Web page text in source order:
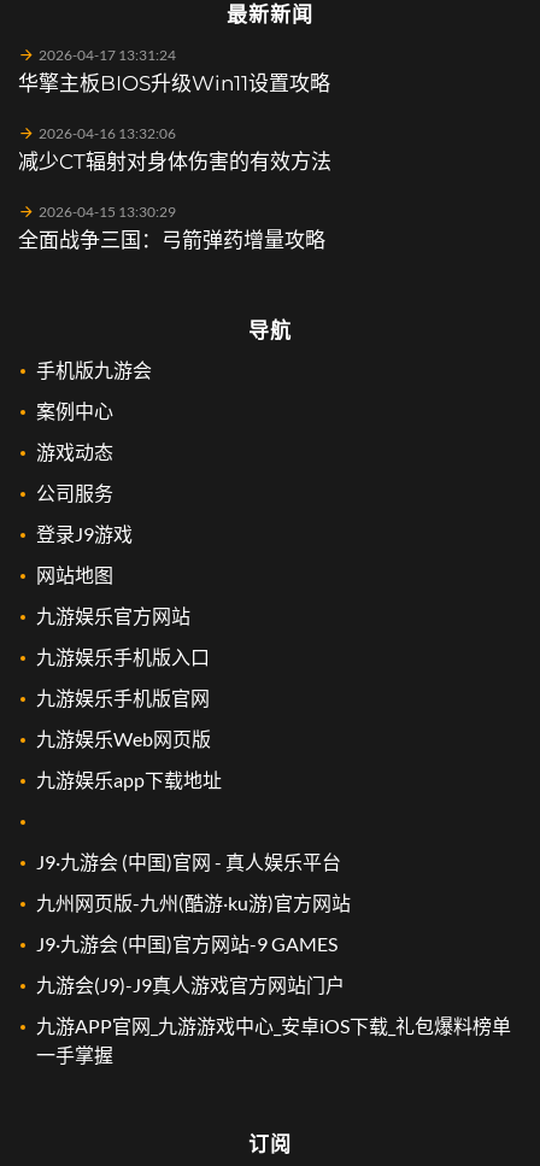
最新新闻
2026-04-17 13:31:24
华擎主板BIOS升级Win11设置攻略
2026-04-16 13:32:06
减少CT辐射对身体伤害的有效方法
2026-04-15 13:30:29
全面战争三国：弓箭弹药增量攻略
导航
手机版九游会
案例中心
游戏动态
公司服务
登录J9游戏
网站地图
九游娱乐官方网站
九游娱乐手机版入口
九游娱乐手机版官网
九游娱乐Web网页版
九游娱乐app下载地址
J9·九游会 (中国)官网 - 真人娱乐平台
九州网页版-九州(酷游·ku游)官方网站
J9·九游会 (中国)官方网站-9 GAMES
九游会(J9)-J9真人游戏官方网站门户
九游APP官网_九游游戏中心_安卓iOS下载_礼包爆料榜单
一手掌握
订阅